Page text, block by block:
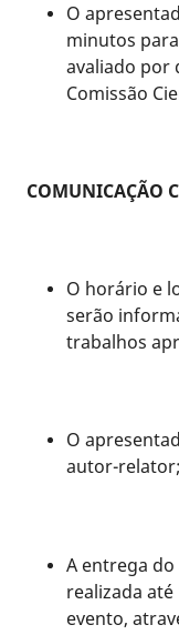
O
minutos
avaliado por
Comissão
COMUNICAÇÃO
O horário e
serão
trabalhos
O
autor-relator;
A entrega
realizada
evento,